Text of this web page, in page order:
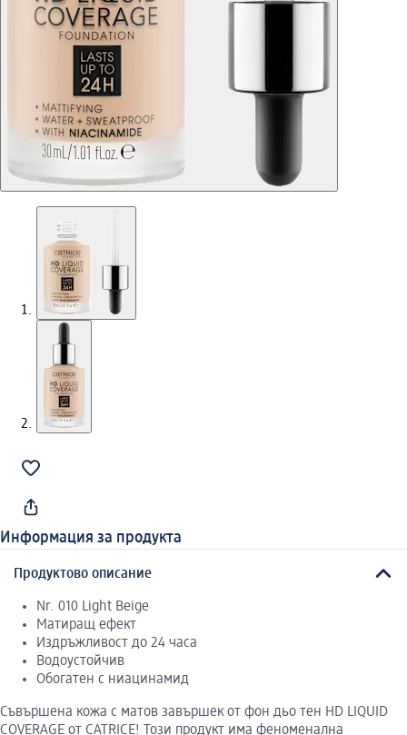
Информация за продукта
Продуктово описание
Nr. 010 Light Beige
Матиращ ефект
Издръжливост до 24 часа
Водоустойчив
Обогатен с ниацинамид
Съвършена кожа с матов завършек от фон дьо тен HD LIQUID
COVERAGE от CATRICE! Този продукт има феноменална